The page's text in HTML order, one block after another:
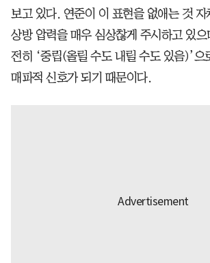
보고 있다. 연준이 이 표현을 없애는 것 자
상방 압력을 매우 심상찮게 주시하고 있
전히 ‘중립(올릴 수도 내릴 수도 있음)’으
매파적 신호가 되기 때문이다.